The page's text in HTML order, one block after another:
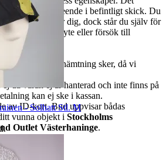
till påseende i befintligt skick. Du
nöjd eller ångrar dig, dock står du själv för
inte för batteribyte eller försök till
innan upphämtning sker, då vi
varan.
då varan ej är hanterad och inte finns på
kan ej ske i kassan.
av ID-kort. Bud uppvisar bådas
vunna objekt i Stockholms
Outlet Västerhaninge.
15.00
- Solhatt Stl. M
.